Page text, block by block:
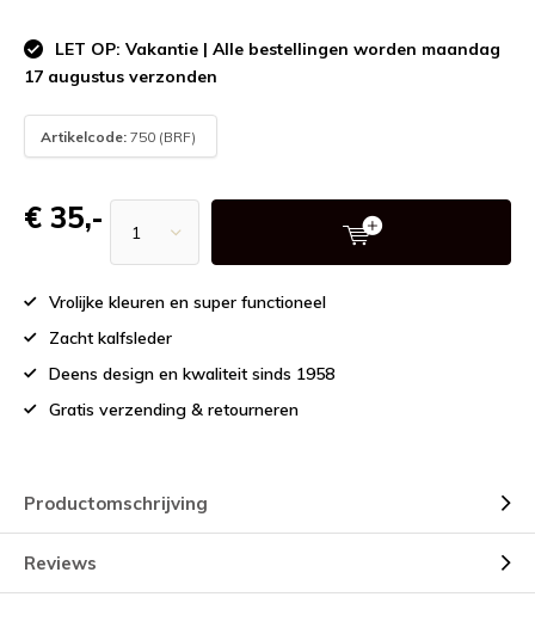
LET OP: Vakantie | Alle bestellingen worden maandag
17 augustus verzonden
Artikelcode: 750 (BRF)
€ 35,-
Vrolijke kleuren en super functioneel
Zacht kalfsleder
Deens design en kwaliteit sinds 1958
Gratis verzending & retourneren
Productomschrijving
Reviews